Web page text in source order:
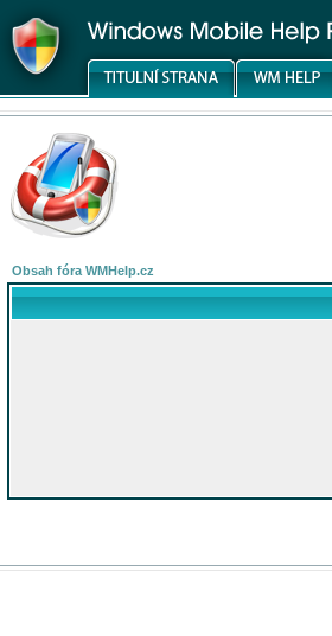
Obsah fóra WMHelp.cz